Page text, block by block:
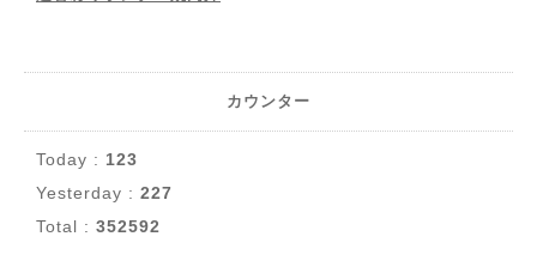
カウンター
Today : 123
Yesterday : 227
Total : 352592